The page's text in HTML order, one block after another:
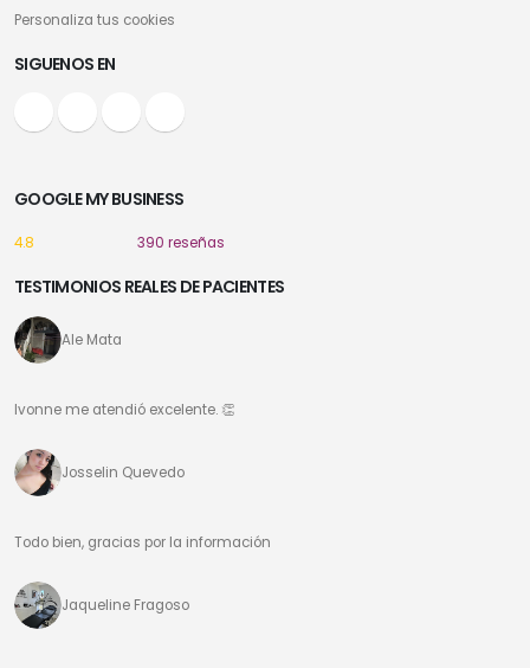
Personaliza tus cookies
SIGUENOS EN
GOOGLE MY BUSINESS
4.8 390 reseñas
TESTIMONIOS REALES DE PACIENTES
Ale Mata
Ivonne me atendió excelente. 👏
Josselin Quevedo
Todo bien, gracias por la información
Jaqueline Fragoso